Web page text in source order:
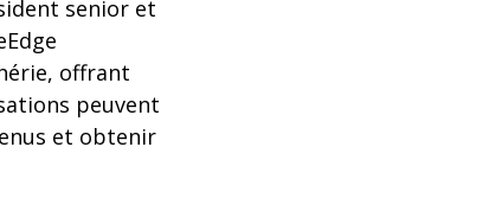
senior et
offrant
peuvent
et obtenir